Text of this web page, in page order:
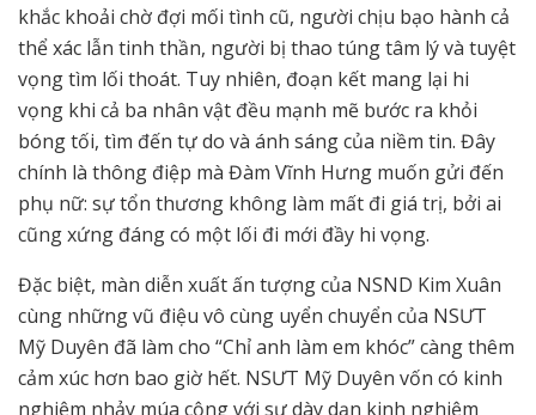
khắc khoải chờ đợi mối tình cũ, người chịu bạo hành cả
thể xác lẫn tinh thần, người bị thao túng tâm lý và tuyệt
vọng tìm lối thoát. Tuy nhiên, đoạn kết mang lại hi
vọng khi cả ba nhân vật đều mạnh mẽ bước ra khỏi
bóng tối, tìm đến tự do và ánh sáng của niềm tin. Đây
chính là thông điệp mà Đàm Vĩnh Hưng muốn gửi đến
phụ nữ: sự tổn thương không làm mất đi giá trị, bởi ai
cũng xứng đáng có một lối đi mới đầy hi vọng.
Đặc biệt, màn diễn xuất ấn tượng của NSND Kim Xuân
cùng những vũ điệu vô cùng uyển chuyển của NSƯT
Mỹ Duyên đã làm cho “Chỉ anh làm em khóc” càng thêm
cảm xúc hơn bao giờ hết. NSƯT Mỹ Duyên vốn có kinh
nghiệm nhảy múa cộng với sự dày dạn kinh nghiệm